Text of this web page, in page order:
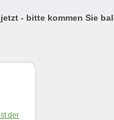
- bitte kommen Sie
der